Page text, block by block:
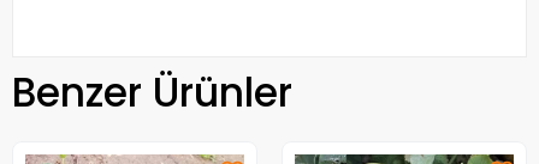
Benzer Ürünler